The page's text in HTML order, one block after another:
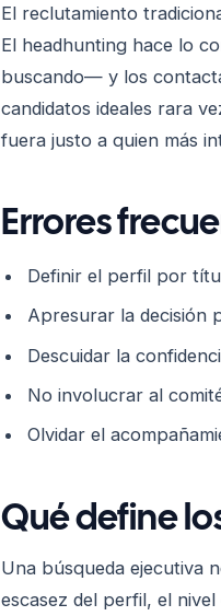
El reclutamiento
El headhunting hace lo
buscando— y los
candidatos ideales rara
fuera justo a quien más
Errores
Definir el perfil por
Apresurar la decisión
Descuidar la
No involucrar al
Olvidar el
Qué define
Una búsqueda ejecutiva
escasez del perfil, el